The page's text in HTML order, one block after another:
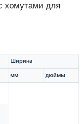
хомутами для
Ширина
мм дюймы